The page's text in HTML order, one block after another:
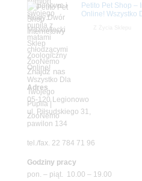
Petito Pet Shop –
Online! Wszystko
Znajdź nas
Adres
05-120 Legionowo
ul. Piłsudskiego 31,
pawilon 134
tel./fax. 22 784 71 96
Godziny pracy
pon. – piąt. 10.00 – 19.00